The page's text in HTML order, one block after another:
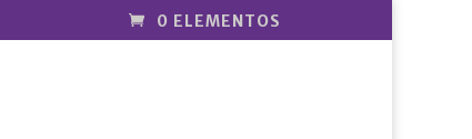
0 ELEMENTOS